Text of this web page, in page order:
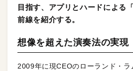
目指す、アプリとハードによる
前線を紹介する。
想像を超えた演奏法の実現
2009年に現CEOのローランド・ラ